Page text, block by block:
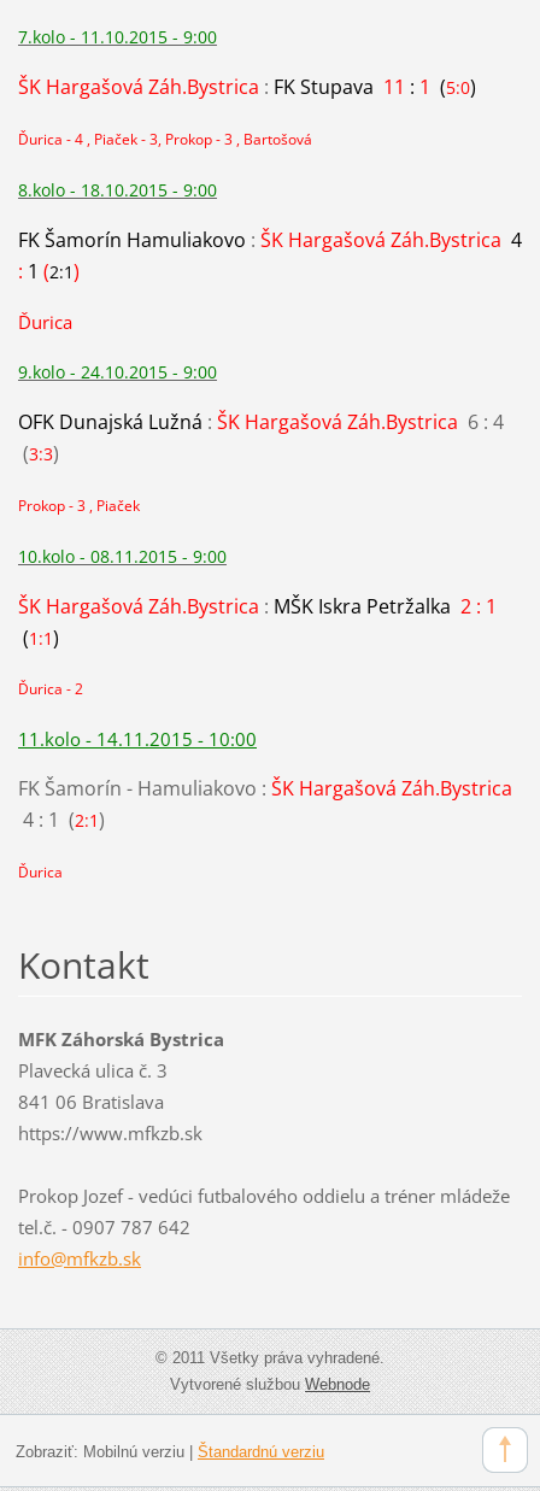
7.kolo - 11.10.2015 - 9:00
ŠK Hargašová Záh.Bystrica : FK Stupava 11 : 1 (5:0)
Ďurica - 4 , Piaček - 3, Prokop - 3 , Bartošová
8.kolo - 18.10.2015 - 9:00
FK Šamorín Hamuliakovo : ŠK Hargašová Záh.Bystrica 4
: 1 (2:1)
Ďurica
9.kolo - 24.10.2015 - 9:00
OFK Dunajská Lužná : ŠK Hargašová Záh.Bystrica 6 : 4
(3:3)
Prokop - 3 , Piaček
10.kolo - 08.11.2015 - 9:00
ŠK Hargašová Záh.Bystrica : MŠK Iskra Petržalka 2 : 1
(1:1)
Ďurica - 2
11.kolo - 14.11.2015 - 10:00
FK Šamorín - Hamuliakovo : ŠK Hargašová Záh.Bystrica
4 : 1 (2:1)
Ďurica
Kontakt
MFK Záhorská Bystrica
Plavecká ulica č. 3
841 06 Bratislava
https://www.mfkzb.sk
Prokop Jozef - vedúci futbalového oddielu a tréner mládeže
tel.č. - 0907 787 642
info@mfkzb.sk
© 2011 Všetky práva vyhradené.
Vytvorené službouWebnode
Zobraziť: Mobilnú verziu| Štandardnú verziu